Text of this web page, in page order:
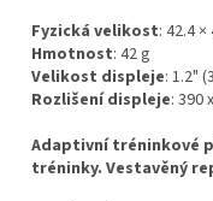
Fyzická velikost: 42.4 ×
Hmotnost: 42 g
Velikost displeje: 1.2"
Rozlišení displeje: 390
Adaptivní tréninkové
tréninky. Vestavěný